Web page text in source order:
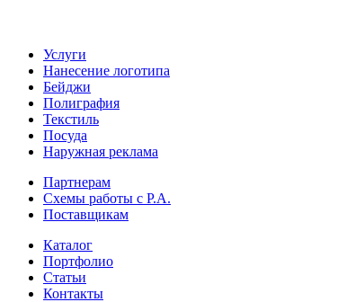
Услуги
Нанесение логотипа
Бейджи
Полиграфия
Текстиль
Посуда
Наружная реклама
Партнерам
Схемы работы с Р.А.
Поставщикам
Каталог
Портфолио
Статьи
Контакты